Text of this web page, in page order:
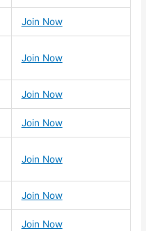
Join Now
Join Now
Join Now
Join Now
Join Now
Join Now
Join Now